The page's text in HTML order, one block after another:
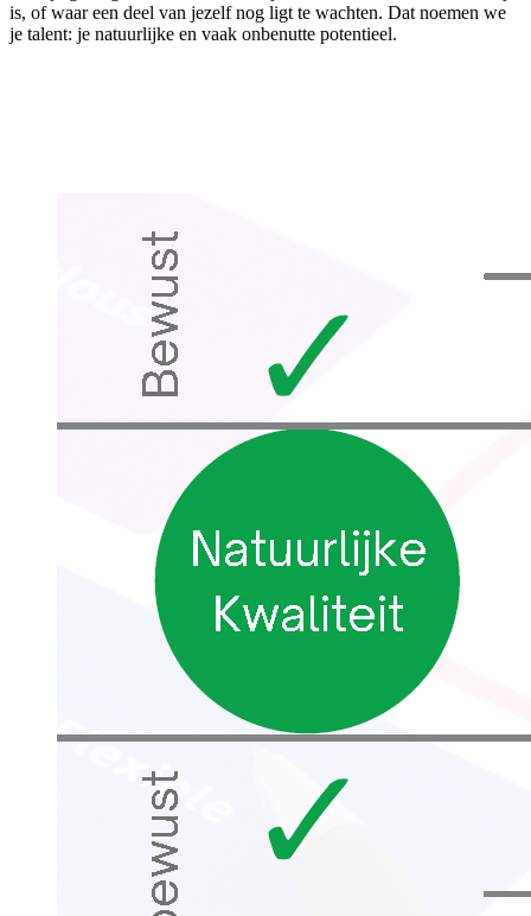
is, of waar een deel van jezelf nog ligt te wachten. Dat noemen we
je talent: je natuurlijke en vaak onbenutte potentieel.